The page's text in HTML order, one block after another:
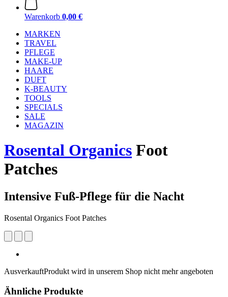
Warenkorb 0,00 €
MARKEN
TRAVEL
PFLEGE
MAKE-UP
HAARE
DUFT
K-BEAUTY
TOOLS
SPECIALS
SALE
MAGAZIN
Rosental Organics Foot
Patches
Intensive Fuß-Pflege für die Nacht
Rosental Organics Foot Patches
AusverkauftProdukt wird in unserem Shop nicht mehr angeboten
Ähnliche Produkte